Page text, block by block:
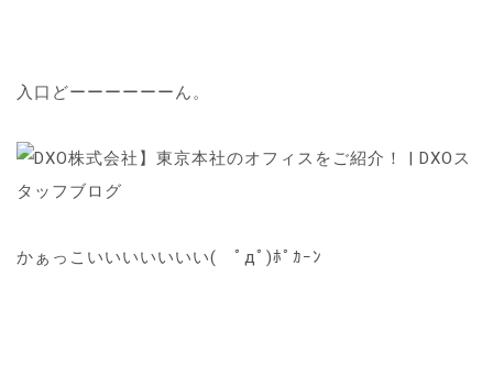
入口どーーーーーーん。
かぁっこいいいいいいい( ﾟдﾟ)ﾎﾟｶｰﾝ